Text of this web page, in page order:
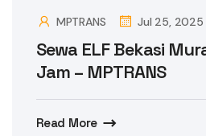
MPTRANS Jul 25, 2025
Sewa ELF Bekasi
Jam – MPTRANS
Read More